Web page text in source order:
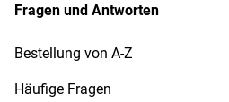
Fragen und Antworten
Bestellung von A-Z
Häufige Fragen